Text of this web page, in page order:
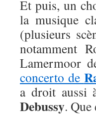
Et puis, un
la musique
(plusieurs
notamment
Lamermoor
concerto de
a droit
Debussy.